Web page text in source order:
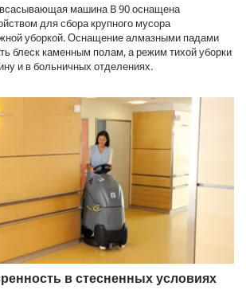
машина B 90 оснащена
для сбора крупного мусора
уборкой. Оснащение алмазными падами
блеск каменным полам, а режим тихой уборки
и в больничных отделениях.
в стесненных условиях